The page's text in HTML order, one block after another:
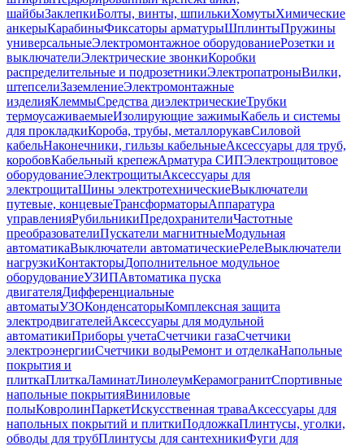
шайбыЗаклепкиБолты, винты, шпилькиХомутыХимические
анкерыКарабиныФиксаторы арматурыШплинтыПружины
универсальныеЭлектромонтажное оборудованиеРозетки и
выключателиЭлектрические звонкиКоробки
распределительные и подрозетникиЭлектропатроныВилки,
штепселиЗаземлениеЭлектромонтажные
изделияКлеммыСредства диэлектрическиеТрубки
термоусаживаемыеИзолирующие зажимыКабель и системы
для прокладкиКороба, трубы, металлорукавСиловой
кабельНаконечники, гильзы кабельныеАксессуары для труб,
коробовКабельный крепежАрматура СИПЭлектрощитовое
оборудованиеЭлектрощитыАксессуары для
электрощитаШины электротехническиеВыключатели
путевые, концевыеТрансформаторыАппаратура
управленияРубильникиПредохранителиЧастотные
преобразователиПускатели магнитныеМодульная
автоматикаВыключатели автоматическиеРелеВыключатели
нагрузкиКонтакторыДополнительное модульное
оборудованиеУЗИПАвтоматика пуска
двигателяДифференциальные
автоматыУЗОКонденсаторыКомплексная защита
электродвигателейАксессуары для модульной
автоматикиПриборы учетаСчетчики газаСчетчики
электроэнергииСчетчики водыРемонт и отделкаНапольные
покрытия и
плиткаПлиткаЛаминатЛинолеумКерамогранитСпортивные
напольные покрытияВиниловые
полыКовролинПаркетИскусственная траваАксессуары для
напольных покрытий и плиткиПодложкаПлинтусы, уголки,
обводы для трубПлинтусы для сантехникиФуги для